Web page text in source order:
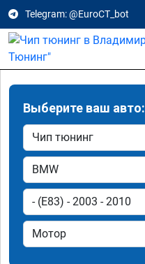
Telegram: @EuroCT_bot
Выберите ваш авто: